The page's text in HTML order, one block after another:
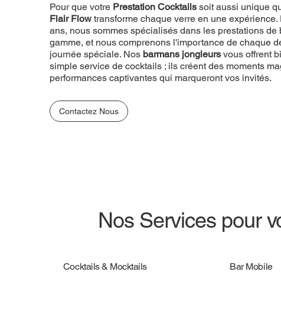
Pour que votre Prestation Cocktails soit aussi unique
Flair Flow transforme chaque verre en une
ans, nous sommes spécialisés dans les prestations de
gamme, et nous comprenons l'importance de chaque
journée spéciale. Nos barmans jongleurs vous offrent
simple service de cocktails ; ils créent des moments
performances captivantes qui marqueront vos invités.
Contactez Nous
Nos Services pour
Cocktails & Mocktails Bar Mobile